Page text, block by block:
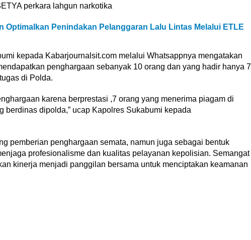
perkara lahgun narkotika
Optimalkan Penindakan Pelanggaran Lalu Lintas Melalui ETLE
kepada Kabarjournalsit.com melalui Whatsappnya mengatakan
penghargaan sebanyak 10 orang dan yang hadir hanya 7
di Polda.
karena berprestasi ,7 orang yang menerima piagam di
berdinas dipolda,” ucap Kapolres Sukabumi kepada
pemberian penghargaan semata, namun juga sebagai bentuk
profesionalisme dan kualitas pelayanan kepolisian. Semangat
kinerja menjadi panggilan bersama untuk menciptakan keamanan